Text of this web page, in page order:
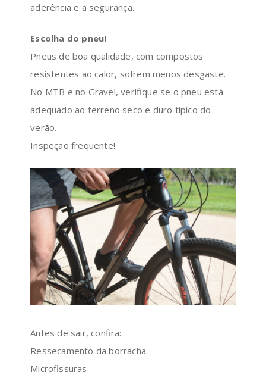
aderência e a segurança.
Escolha do pneu!
Pneus de boa qualidade, com compostos
resistentes ao calor, sofrem menos desgaste.
No MTB e no Gravel, verifique se o pneu está
adequado ao terreno seco e duro típico do
verão.
Inspeção frequente!
Antes de sair, confira:
Ressecamento da borracha.
Microfissuras